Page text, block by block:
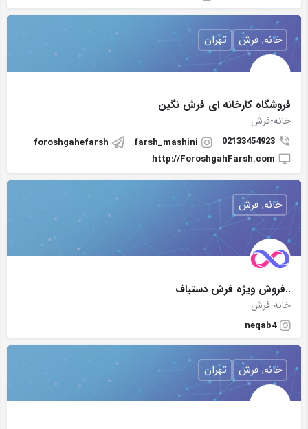
فروشگاه کارخانه ای فرش نگین
خانه-فرش
02133454923
farsh_mashini
foroshgahefarsh
http://ForoshgahFarsh.com
خانه, فرش تهران
..فروش ویژه فرش دستباف
خانه-فرش
neqab4
خانه, فرش
خانه, فرش تهران